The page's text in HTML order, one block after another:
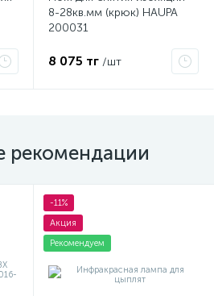
8-28кв.мм (крюк) HAUPA
200031
8 075 тг /шт
рекомендации
-11%
Акция
Рекомендуем